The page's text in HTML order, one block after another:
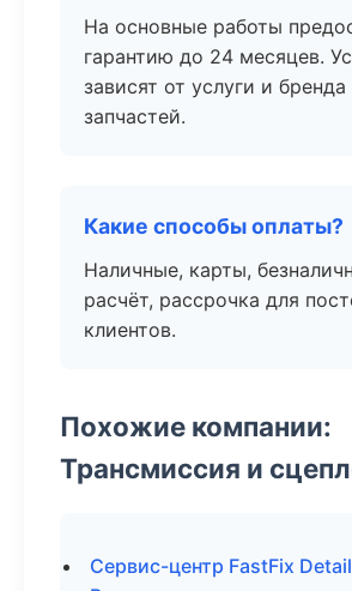
На основные работы
гарантию до 24 месяцев.
зависят от услуги и бренда
запчастей.
Какие способы оплаты?
Наличные, карты,
расчёт, рассрочка для
клиентов.
Похожие компании:
Трансмиссия и
Сервис-центр FastFix